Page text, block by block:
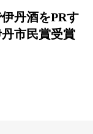
丹酒をPRす
市民賞受賞